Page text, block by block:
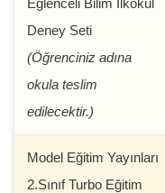
Eğlenceli Bilim İlkokul
Deney Seti
(Öğrenciniz adına
okula teslim
edilecektir.)
Model Eğitim Yayınları
2.Sınıf Turbo Eğitim